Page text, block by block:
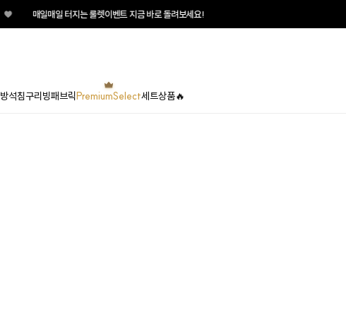
♥ 매일매일 터지는 룰렛이벤트 지금 바로 돌려보세요!
방석침구리빙패브릭PremiumSelect세트상품🔥